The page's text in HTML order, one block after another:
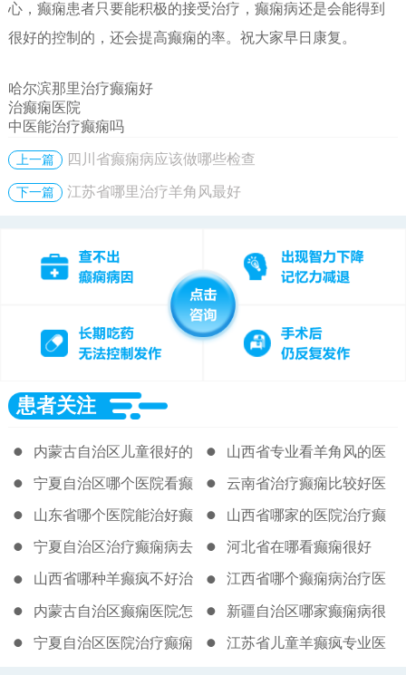
心，癫痫患者只要能积极的接受治疗，癫痫病还是会能得到
很好的控制的，还会提高癫痫的率。祝大家早日康复。
哈尔滨那里治疗癫痫好
治癫痫医院
中医能治疗癫痫吗
上一篇 四川省癫痫病应该做哪些检查
下一篇 江苏省哪里治疗羊角风最好
患者关注
内蒙古自治区儿童很好的
癫痫医院
山西省专业看羊角风的医
院
宁夏自治区哪个医院看癫
痫好很新
云南省治疗癫痫比较好医
院
山东省哪个医院能治好癫
痫病
山西省哪家的医院治疗癫
痫病很好
宁夏自治区治疗癫痫病去
那个医院
河北省在哪看癫痫很好
山西省哪种羊癫疯不好治 江西省哪个癫痫病治疗医
院好
内蒙古自治区癫痫医院怎
么走
新疆自治区哪家癫痫病很
好
宁夏自治区医院治疗癫痫 江苏省儿童羊癫疯专业医